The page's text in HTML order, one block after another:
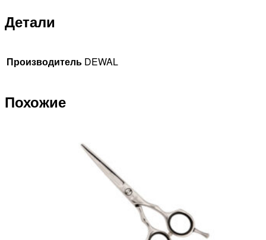
Детали
Производитель DEWAL
Похожие